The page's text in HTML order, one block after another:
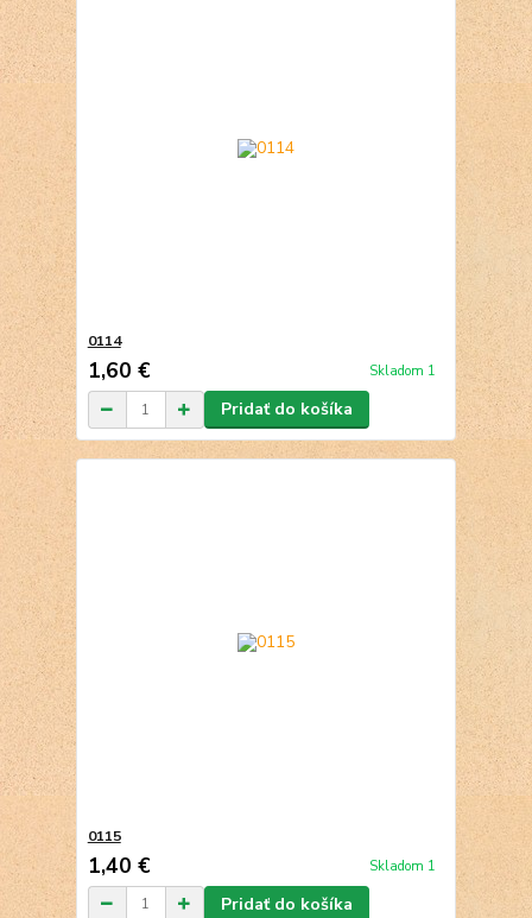
0114
1,60 € Skladom 1
Pridať do košíka
0115
1,40 € Skladom 1
Pridať do košíka